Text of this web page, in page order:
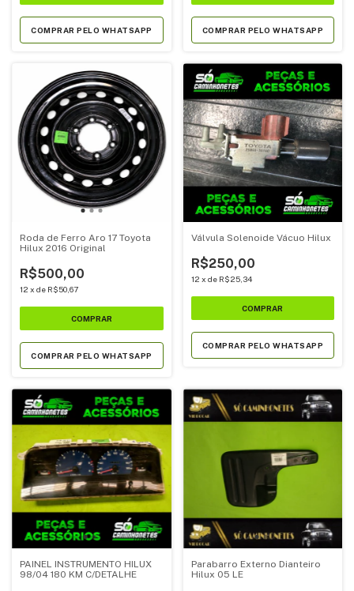
COMPRAR PELO WHATSAPP COMPRAR PELO WHATSAPP
Roda de Ferro Aro 17 Toyota
Hilux 2016 Original
R$500,00
12 x de R$50,67
COMPRAR PELO WHATSAPP
Válvula Solenoide Vácuo Hilux
R$250,00
12 x de R$25,34
COMPRAR PELO WHATSAPP
PAINEL INSTRUMENTO HILUX
98/04 180 KM C/DETALHE
Parabarro Externo Dianteiro
Hilux 05 LE